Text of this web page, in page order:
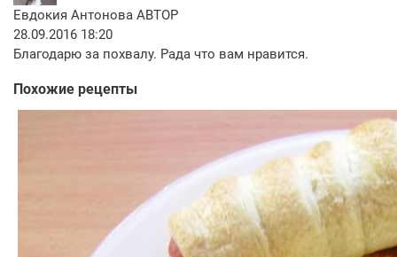
Евдокия Антонова АВТОР
28.09.2016 18:20
Благодарю за похвалу. Рада что вам нравится.
Похожие рецепты